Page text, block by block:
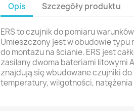
Opis Szczegóły produktu
ERS to czujnik do pomiaru
Umieszczony jest w obudowie typu
do montażu na ścianie. ERS jest
zasilany dwoma bateriami litowymi
znajdują się wbudowane czujniki do
temperatury, wilgotności, natężenia